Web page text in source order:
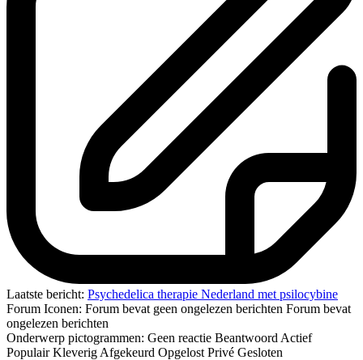
Laatste bericht: Psychedelica therapie Nederland met psilocybine
Forum Iconen: Forum bevat geen ongelezen berichten Forum bevat
ongelezen berichten
Onderwerp pictogrammen: Geen reactie Beantwoord Actief
Populair Kleverig Afgekeurd Opgelost Privé Gesloten